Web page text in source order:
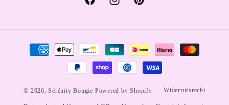
FacebookInstagramPinterest
Zahlungsmethoden
© 2026,Sérénity Bougie Powered by Shopify Widerrufsrecht